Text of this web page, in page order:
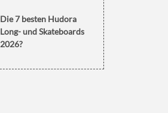
Die 7 besten Hudora
Long- und Skateboards
2026?